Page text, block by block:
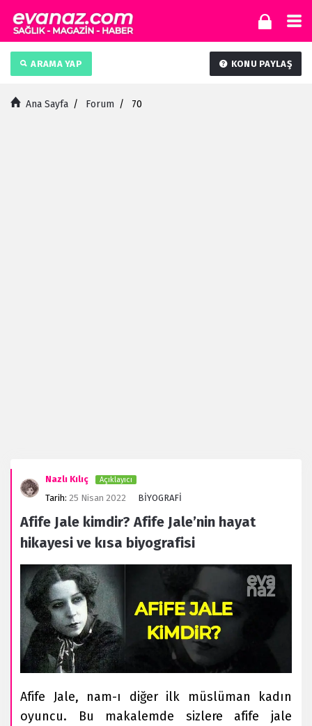
ARAMA YAP KONU PAYLAŞ
Ana Sayfa / Forum / 70
Evanaz.com
Latest
Forum
Nazlı Kılıç Açıklayıcı
Tarih: 25 Nisan 2022 BİYOGRAFİ
Afife Jale kimdir? Afife Jale’nin hayat
hikayesi ve kısa biyografisi
Afife Jale, nam-ı diğer ilk müslüman kadın
oyuncu. Bu makalemde sizlere afife jale